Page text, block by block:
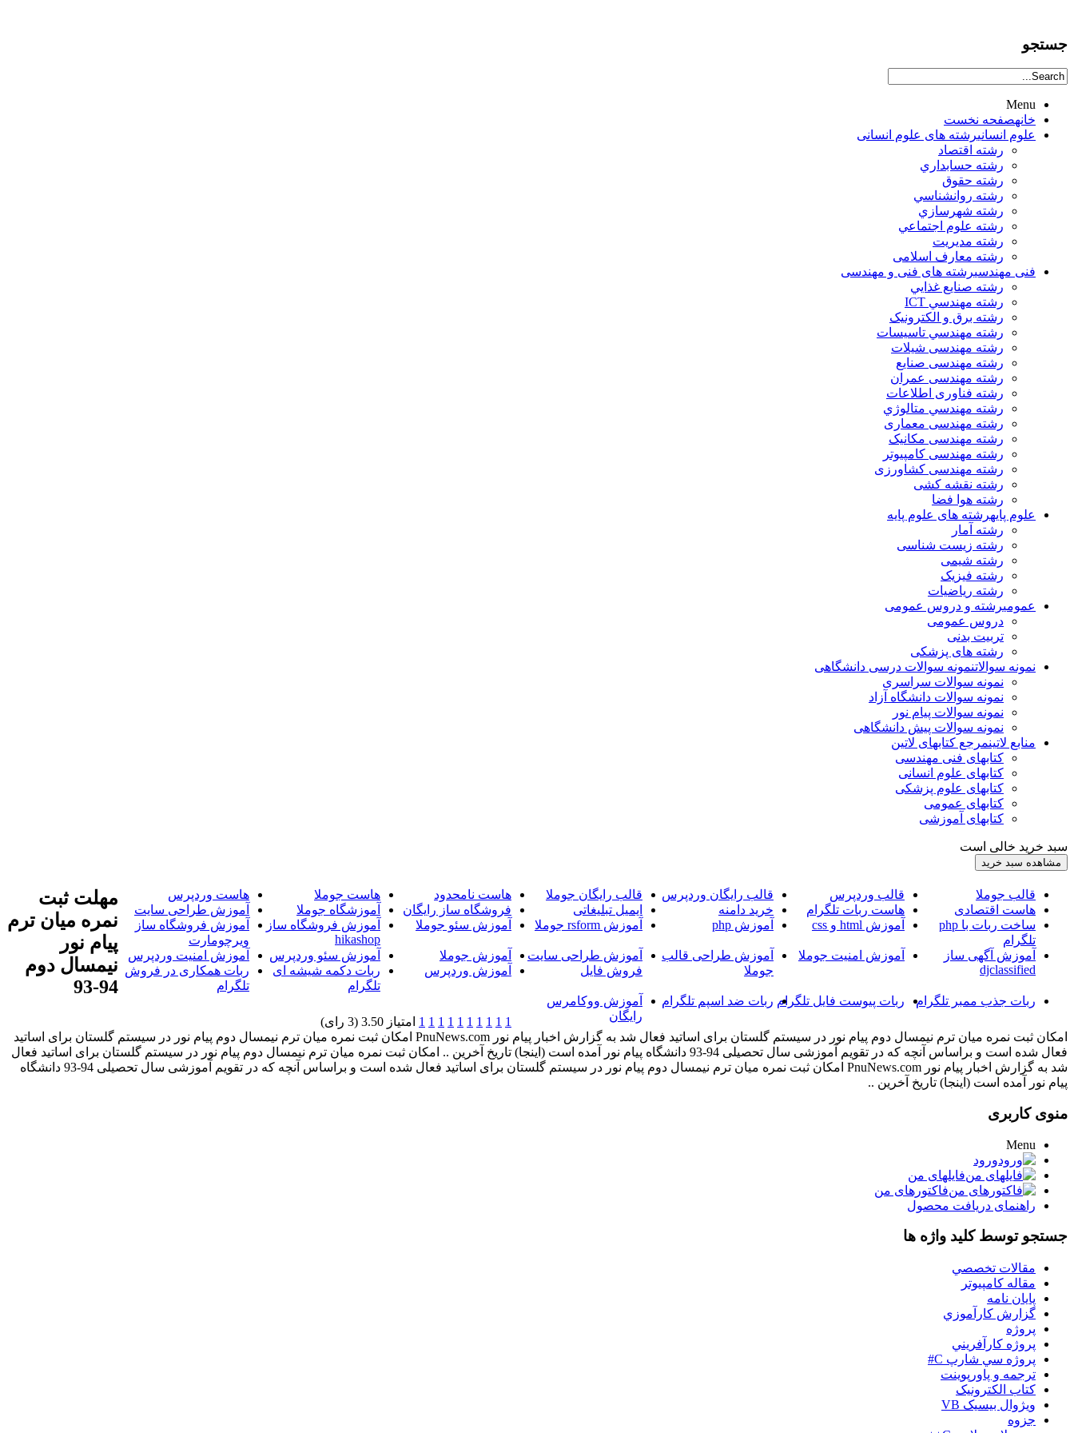
جستجو
Menu
خانهصفحه نخست
علوم انسانيرشته های علوم انسانی
رشته اقتصاد
رشته حسابداري
رشته حقوق
رشته روانشناسي
رشته شهرسازي
رشته علوم اجتماعي
رشته مديريت
رشته معارف اسلامی
فنی مهندسیرشته های فنی و مهندسی
رشته صنايع غذايي
رشته مهندسي ICT
رشته برق و الکترونيک
رشته مهندسي تاسيسات
رشته مهندسی شیلات
رشته مهندسی صنایع
رشته مهندسی عمران
رشته فناوری اطلاعات
رشته مهندسي متالوژي
رشته مهندسی معماری
رشته مهندسی مکانیک
رشته مهندسی کامپیوتر
رشته مهندسی کشاورزی
رشته نقشه کشی
رشته هوا فضا
علوم پایهرشته های علوم پایه
رشته آمار
رشته زیست شناسی
رشته شیمی
رشته فیزیک
رشته ریاضیات
عمومیرشته و دروس عمومی
دروس عمومی
تربیت بدنی
رشته های پزشکی
نمونه سوالاتنمونه سوالات درسی دانشگاهی
نمونه سوالات سراسری
نمونه سوالات دانشگاه آزاد
نمونه سوالات پیام نور
نمونه سوالات پیش دانشگاهی
منابع لاتینمرجع کتابهای لاتین
کتابهای فنی مهندسی
کتابهای علوم انسانی
کتابهای علوم پزشکی
کتابهای عمومی
کتابهای آموزشی
سبد خرید خالی است
قالب جوملا قالب وردپرس قالب رایگان وردپرس قالب رایگان جوملا هاست نامحدود هاست جوملا
هاست وردپرس
هاست اقتصادی
هاست ربات تلگرام خرید دامنه ایمیل تبلیغاتی فروشگاه ساز رایگان آموزشگاه جوملا
آموزش طراحی سایت
ساخت ربات با php
تلگرام
آموزش html و css آموزش php آموزش rsform جوملا آموزش سئو جوملا
آموزش فروشگاه ساز
hikashop
آموزش فروشگاه ساز
ویرچومارت
آموزش آگهی ساز
djclassified
آموزش امنیت جوملا
آموزش طراحی قالب
جوملا
آموزش طراحی سایت
فروش فایل
آموزش جوملا آموزش سئو وردپرس
آموزش امنیت وردپرس
آموزش وردپرس
ربات دکمه شیشه ای
تلگرام
ربات همکاری در فروش
تلگرام
ربات جذب ممبر تلگرام
ربات پیوست فایل تلگرام ربات ضد اسپم تلگرام
آموزش ووکامرس
رایگان
مهلت ثبت
نمره میان ترم
پیام نور
نیمسال دوم
94-93
1
1
1
1
1
1
1
1
1
1 امتیاز 3.50 (3 رای)
امکان ثبت نمره میان ترم نیمسال دوم پیام نور در سیستم گلستان برای اساتید فعال شد به گزارش اخبار پیام نور PnuNews.com امکان ثبت نمره میان ترم نیمسال دوم پیام نور در سیستم گلستان برای اساتید
فعال شده است و براساس آنچه که در تقویم آموزشی سال تحصیلی 94-93 دانشگاه پیام نور آمده است (اینجا) تاریخ آخرین .. امکان ثبت نمره میان ترم نیمسال دوم پیام نور در سیستم گلستان برای اساتید فعال
شد به گزارش اخبار پیام نور PnuNews.com امکان ثبت نمره میان ترم نیمسال دوم پیام نور در سیستم گلستان برای اساتید فعال شده است و براساس آنچه که در تقویم آموزشی سال تحصیلی 94-93 دانشگاه
پیام نور آمده است (اینجا) تاریخ آخرین ..
منوی کاربری
Menu
ورود
فایلهای من
فاکتورهای من
راهنمای دریافت محصول
جستجو توسط کلید واژه ها
مقالات تخصصي
مقاله کامپیوتر
پایان نامه
گزارش کارآموزي
پروژه
پروژه کارآفريني
پروژه سي شارپ C#
ترجمه و پاورپوينت
کتاب الکترونيک
ويژوال بيسيک VB
جزوه